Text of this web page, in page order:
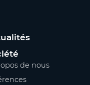
de nous